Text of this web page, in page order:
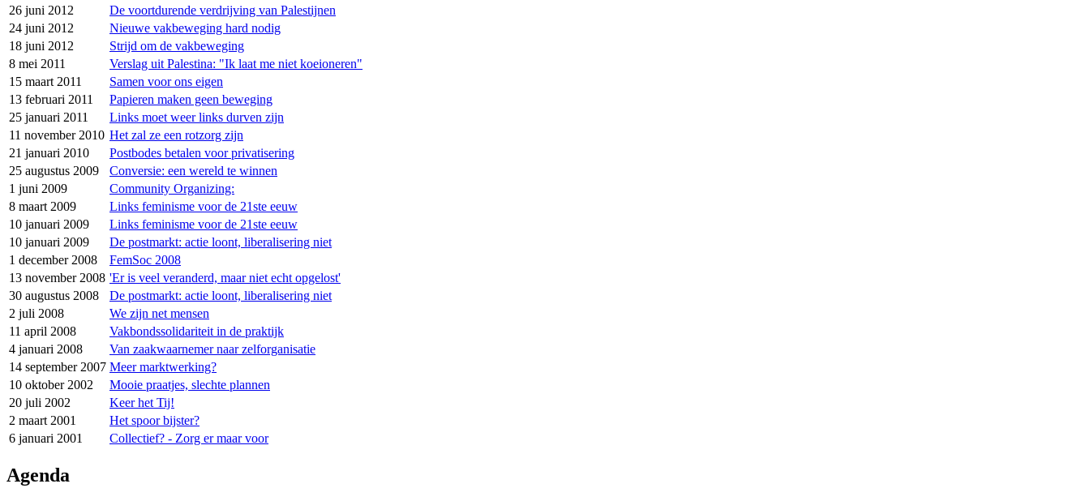
26 juni 2012
De voortdurende verdrijving van Palestijnen
24 juni 2012
Nieuwe vakbeweging hard nodig
18 juni 2012
Strijd om de vakbeweging
8 mei 2011
Verslag uit Palestina: "Ik laat me niet koeioneren"
15 maart 2011
Samen voor ons eigen
13 februari 2011
Papieren maken geen beweging
25 januari 2011
Links moet weer links durven zijn
11 november 2010 Het zal ze een rotzorg zijn
21 januari 2010
Postbodes betalen voor privatisering
25 augustus 2009
Conversie: een wereld te winnen
1 juni 2009
Community Organizing:
8 maart 2009
Links feminisme voor de 21ste eeuw
10 januari 2009
Links feminisme voor de 21ste eeuw
10 januari 2009
De postmarkt: actie loont, liberalisering niet
1 december 2008
FemSoc 2008
13 november 2008 'Er is veel veranderd, maar niet echt opgelost'
30 augustus 2008
De postmarkt: actie loont, liberalisering niet
2 juli 2008
We zijn net mensen
11 april 2008
Vakbondssolidariteit in de praktijk
4 januari 2008
Van zaakwaarnemer naar zelforganisatie
14 september 2007 Meer marktwerking?
10 oktober 2002
Mooie praatjes, slechte plannen
20 juli 2002
Keer het Tij!
2 maart 2001
Het spoor bijster?
6 januari 2001
Collectief? - Zorg er maar voor
Agenda